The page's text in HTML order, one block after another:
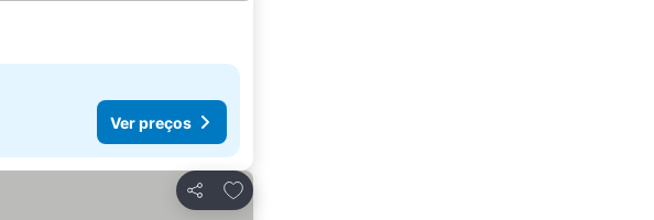
Ver preços
Partilhar
Adicionar aos favoritos